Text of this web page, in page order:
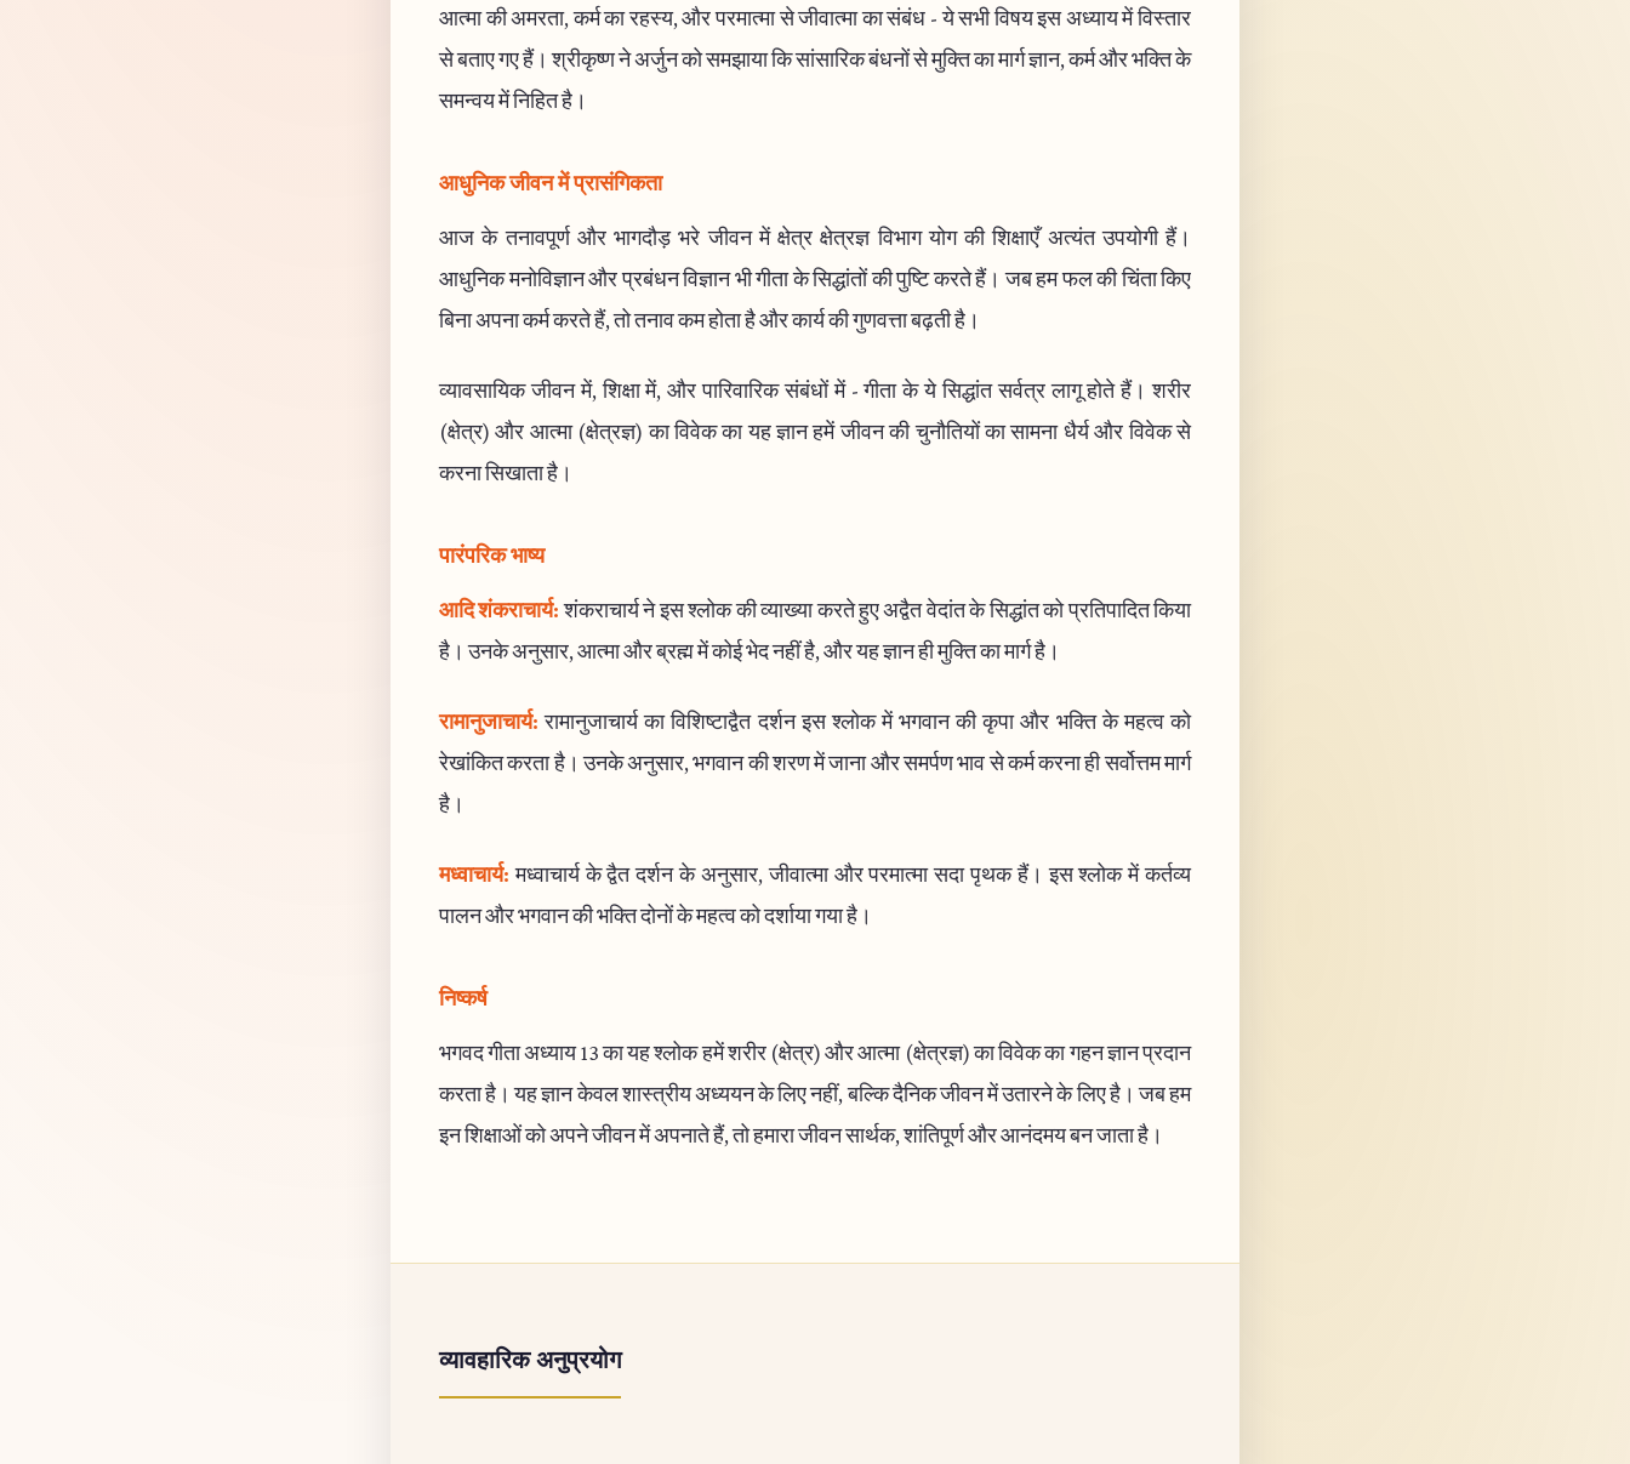
आत्मा की अमरता, कर्म का रहस्य, और परमात्मा से जीवात्मा का संबंध - ये सभी विषय इस अध्याय में विस्तार
से बताए गए हैं। श्रीकृष्ण ने अर्जुन को समझाया कि सांसारिक बंधनों से मुक्ति का मार्ग ज्ञान, कर्म और भक्ति के
समन्वय में निहित है।
आधुनिक जीवन में प्रासंगिकता
आज के तनावपूर्ण और भागदौड़ भरे जीवन में क्षेत्र क्षेत्रज्ञ विभाग योग की शिक्षाएँ अत्यंत उपयोगी हैं।
आधुनिक मनोविज्ञान और प्रबंधन विज्ञान भी गीता के सिद्धांतों की पुष्टि करते हैं। जब हम फल की चिंता किए
बिना अपना कर्म करते हैं, तो तनाव कम होता है और कार्य की गुणवत्ता बढ़ती है।
व्यावसायिक जीवन में, शिक्षा में, और पारिवारिक संबंधों में - गीता के ये सिद्धांत सर्वत्र लागू होते हैं। शरीर
(क्षेत्र) और आत्मा (क्षेत्रज्ञ) का विवेक का यह ज्ञान हमें जीवन की चुनौतियों का सामना धैर्य और विवेक से
करना सिखाता है।
पारंपरिक भाष्य
आदि शंकराचार्य: शंकराचार्य ने इस श्लोक की व्याख्या करते हुए अद्वैत वेदांत के सिद्धांत को प्रतिपादित किया
है। उनके अनुसार, आत्मा और ब्रह्म में कोई भेद नहीं है, और यह ज्ञान ही मुक्ति का मार्ग है।
रामानुजाचार्य: रामानुजाचार्य का विशिष्टाद्वैत दर्शन इस श्लोक में भगवान की कृपा और भक्ति के महत्व को
रेखांकित करता है। उनके अनुसार, भगवान की शरण में जाना और समर्पण भाव से कर्म करना ही सर्वोत्तम मार्ग
है।
मध्वाचार्य: मध्वाचार्य के द्वैत दर्शन के अनुसार, जीवात्मा और परमात्मा सदा पृथक हैं। इस श्लोक में कर्तव्य
पालन और भगवान की भक्ति दोनों के महत्व को दर्शाया गया है।
निष्कर्ष
भगवद गीता अध्याय 13 का यह श्लोक हमें शरीर (क्षेत्र) और आत्मा (क्षेत्रज्ञ) का विवेक का गहन ज्ञान प्रदान
करता है। यह ज्ञान केवल शास्त्रीय अध्ययन के लिए नहीं, बल्कि दैनिक जीवन में उतारने के लिए है। जब हम
इन शिक्षाओं को अपने जीवन में अपनाते हैं, तो हमारा जीवन सार्थक, शांतिपूर्ण और आनंदमय बन जाता है।
व्यावहारिक अनुप्रयोग